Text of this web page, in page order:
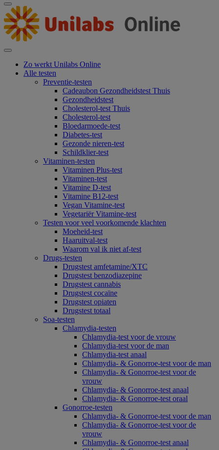
Zo werkt Unilabs Online
Alle testen
Preventie-testen
Cadeaubon Gezondheidstest Thuis
Gezondheidstest
Cholesterol-test Thuis
Cholesterol-test
Bloedarmoede-test
Diabetes-test
Gezonde nieren-test
Schildklier-test
Vitaminen-testen
Vitaminen Plus-test
Vitaminen-test
Vitamine D-test
Vitamine B12-test
Vegan Vitamine-test
Vegetariër Vitamine-test
Testen voor veel voorkomende klachten
Moeheid-test
Haaruitval-test
Waarom val ik niet af-test
Drugs-testen
Drugstest amfetamine/XTC
Drugstest benzodiazepine
Drugstest cannabis
Drugstest cocaïne
Drugstest opiaten
Drugstest totaal
Soa-testen
Chlamydia-testen
Chlamydia-test voor de vrouw
Chlamydia-test voor de man
Chlamydia-test anaal
Chlamydia- & Gonorroe-test voor de man
Chlamydia- & Gonorroe-test voor de
vrouw
Chlamydia- & Gonorroe-test anaal
Chlamydia- & Gonorroe-test oraal
Gonorroe-testen
Chlamydia- & Gonorroe-test voor de man
Chlamydia- & Gonorroe-test voor de
vrouw
Chlamydia- & Gonorroe-test anaal